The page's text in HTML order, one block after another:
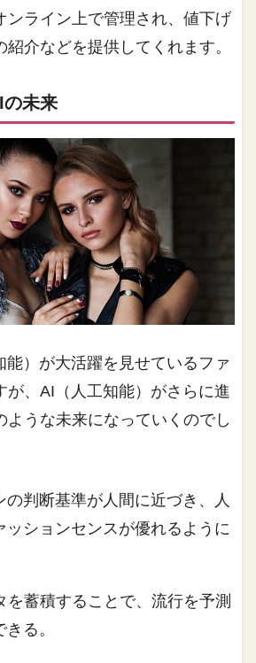
ンライン上で管理され、値下げ
介などを提供してくれます。
の未来
能）が大活躍を見せているファ
が、AI（人工知能）がさらに進
ような未来になっていくのでし
の判断基準が人間に近づき、人
ッションセンスが優れるように
を蓄積することで、流行を予測
る。